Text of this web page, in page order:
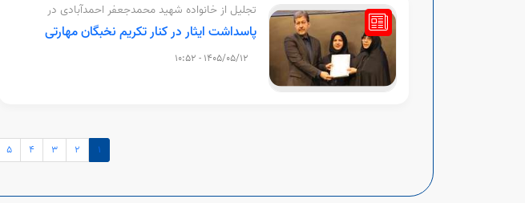
تجلیل از خانواده شهید محمدجعفر احمدآبادی در
جشنواره مهارت؛
پاسداشت ایثار در کنار تکریم نخبگان مهارتی
1405/05/12 - 10:52
1
2
3
4
5